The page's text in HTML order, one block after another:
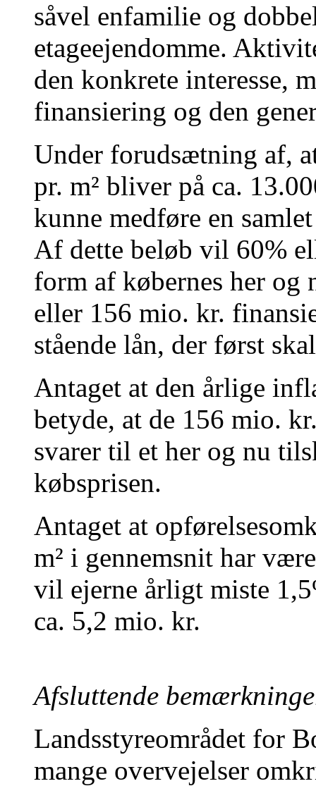
såvel enfamilie og
etageejendomme.
den konkrete interesse,
finansiering og den
Under forudsætning af,
pr. m² bliver på ca.
kunne medføre en
Af dette beløb vil 60%
form af købernes her og
eller 156 mio. kr.
stående lån, der først
Antaget at den årlige
betyde, at de 156 mio.
svarer til et her og nu
købsprisen.
Antaget at
m² i gennemsnit har
vil ejerne årligt miste
ca. 5,2 mio. kr.
Afsluttende
Landsstyreområdet for
mange overvejelser